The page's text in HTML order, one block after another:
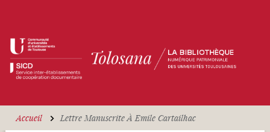
Accueil Lettre Manuscrite À Emile Cartailhac